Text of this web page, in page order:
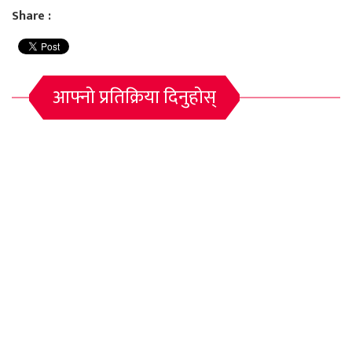
Share :
आफ्नो प्रतिक्रिया दिनुहोस्